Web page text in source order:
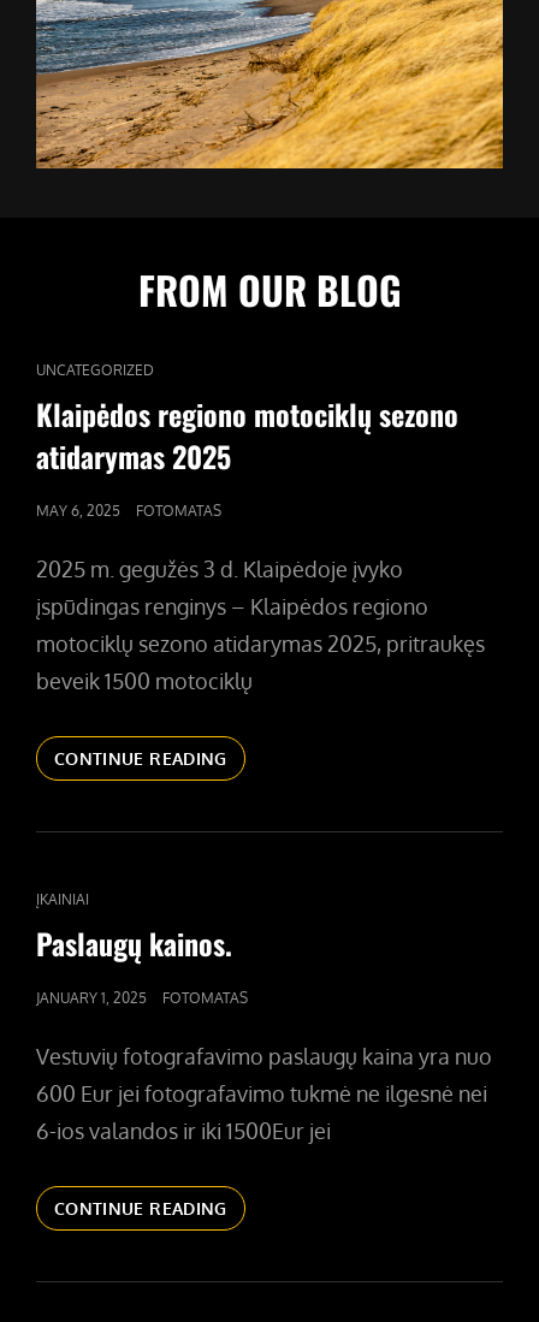
FROM OUR BLOG
CAT
LINKS
UNCATEGORIZED
Klaipėdos regiono motociklų sezono
atidarymas 2025
POSTED
MAY 6, 2025 FOTOMATAS
2025 m. gegužės 3 d. Klaipėdoje įvyko
įspūdingas renginys – Klaipėdos regiono
motociklų sezono atidarymas 2025, pritraukęs
beveik 1500 motociklų
CONTINUE READINGKLAIPĖDOS
REGIONO
SEZONO
CAT
LINKS
ĮKAINIAI
Paslaugų kainos.
POSTED
JANUARY 1, 2025 FOTOMATAS
Vestuvių fotografavimo paslaugų kaina yra nuo
600 Eur jei fotografavimo tukmė ne ilgesnė nei
6-ios valandos ir iki 1500Eur jei
CONTINUE READINGPASLAUGŲ
KAINOS.